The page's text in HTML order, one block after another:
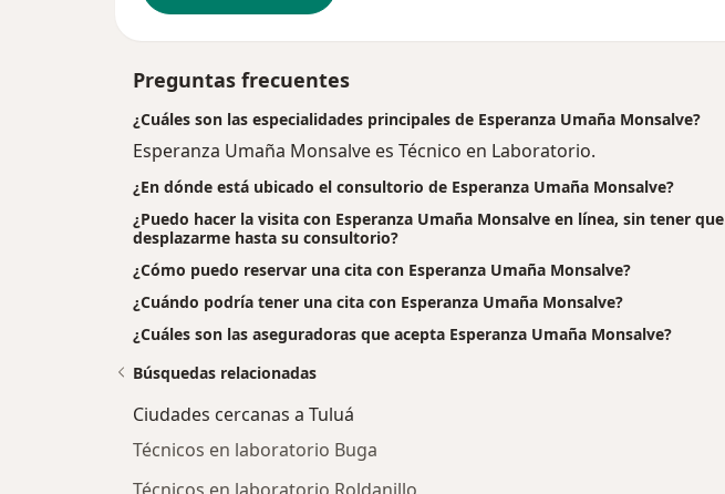
Preguntas frecuentes
¿Cuáles son las especialidades principales de Esperanza Umaña Monsalve?
Esperanza Umaña Monsalve es Técnico en Laboratorio.
¿En dónde está ubicado el consultorio de Esperanza Umaña Monsalve?
¿Puedo hacer la visita con Esperanza Umaña Monsalve en línea, sin tener que
desplazarme hasta su consultorio?
¿Cómo puedo reservar una cita con Esperanza Umaña Monsalve?
¿Cuándo podría tener una cita con Esperanza Umaña Monsalve?
¿Cuáles son las aseguradoras que acepta Esperanza Umaña Monsalve?
Búsquedas relacionadas
Ciudades cercanas a Tuluá
Técnicos en laboratorio Buga